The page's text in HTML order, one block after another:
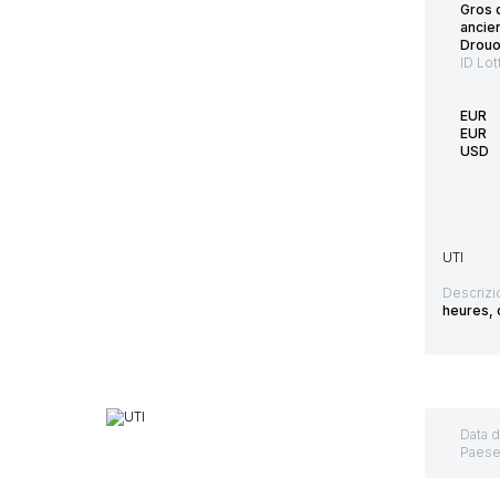
Gros
ID
EUR
EUR
USD
UTI
heures,
Data